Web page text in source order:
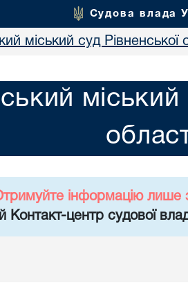
Судова влада
міський суд Рівненської
міський
інформацію лише
Контакт-центр судової